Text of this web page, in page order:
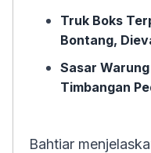
Truk Boks
Bontang,
Sasar
Timbangan
Bahtiar